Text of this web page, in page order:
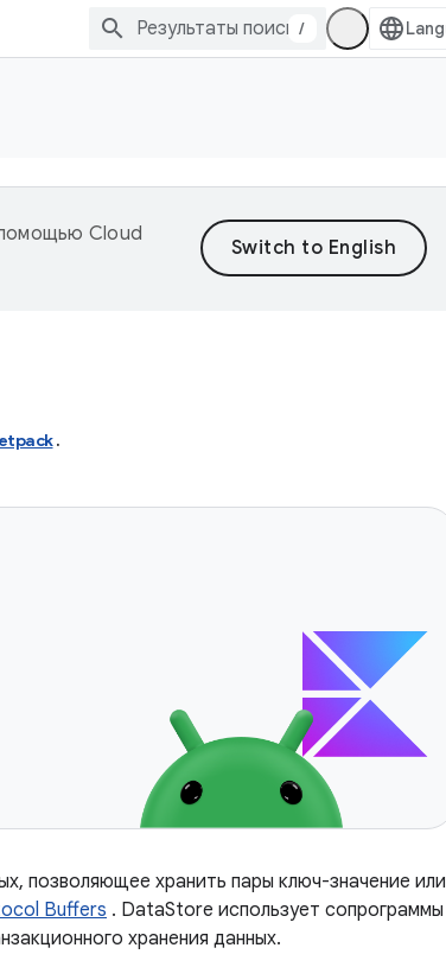
/
Cloud
.
позволяющее хранить пары ключ-значение или
Buffers . DataStore использует сопрограммы
хранения данных.